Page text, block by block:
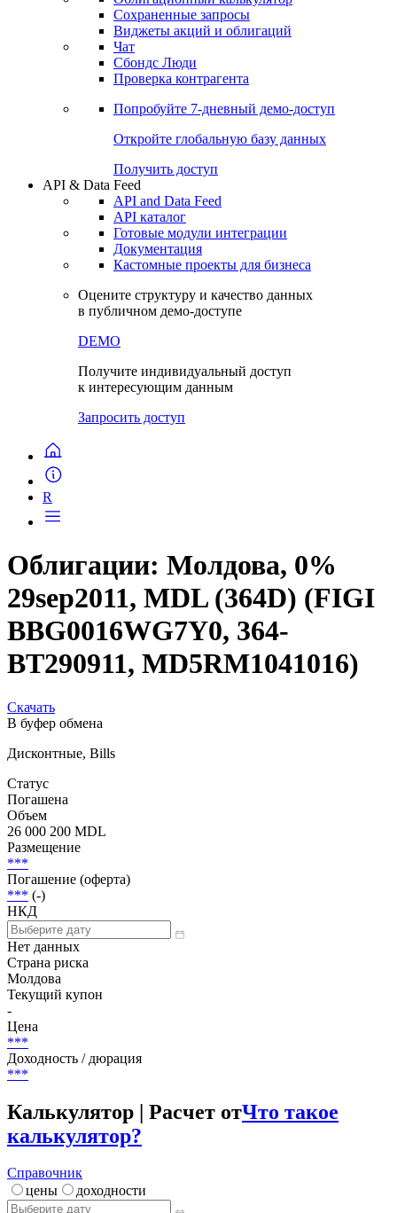
Сохраненные запросы
Виджеты акций и облигаций
Чат
Сбондс Люди
Проверка контрагента
Попробуйте 7-дневный демо-доступ
Откройте глобальную базу данных
Получить доступ
API & Data Feed
API and Data Feed
API каталог
Готовые модули интеграции
Документация
Кастомные проекты для бизнеса
Оцените структуру и качество данных
в публичном демо-доступе
DEMO
Получите индивидуальный доступ
к интересующим данным
Запросить доступ
R
Облигации: Молдова, 0%
29sep2011, MDL (364D) (FIGI
BBG0016WG7Y0, 364-
BT290911, MD5RM1041016)
Скачать
В буфер обмена
Дисконтные, Bills
Статус
Погашена
Объем
26 000 200 MDL
Размещение
***
Погашение (оферта)
*** (-)
НКД
Нет данных
Страна риска
Молдова
Текущий купон
-
Цена
***
Доходность / дюрация
***
Калькулятор | Расчет отЧто такое
калькулятор?
Справочник
цены
доходности